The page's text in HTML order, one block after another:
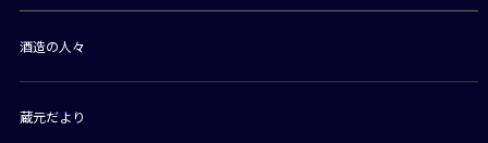
酒造の人々
蔵元だより